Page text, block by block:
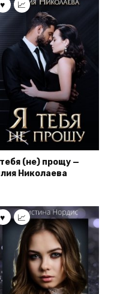
(не) прощу —
Николаева